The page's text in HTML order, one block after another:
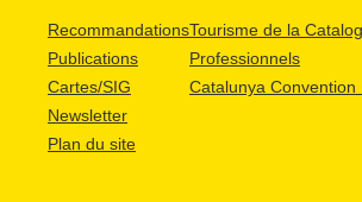
Recommandations
Publications
Cartes/SIG
Newsletter
Plan du site
Tourisme de la
Professionnels
Catalunya Convention